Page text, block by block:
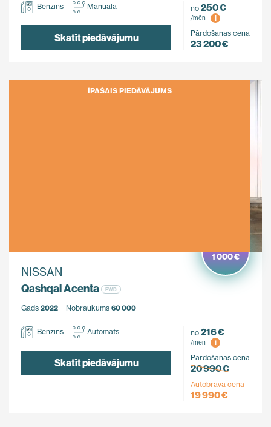
Benzīns Manuāla
Skatīt piedāvājumu
no 250 €
/mēn
i
Pārdošanas cena
23 200 €
ĪPAŠAIS PIEDĀVĀJUMS
NISSAN
Qashqai Acenta
FWD
Gads 2022 Nobraukums 60 000
1 000 €
Benzīns Automāts
Skatīt piedāvājumu
no 216 €
/mēn
i
Pārdošanas cena
20 990 €
Autobrava cena
19 990 €